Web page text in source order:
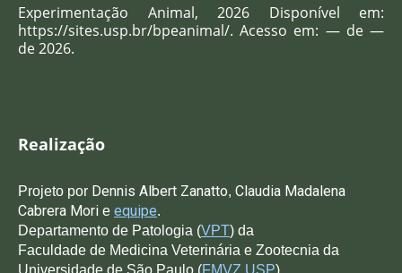
Experimentação Animal, 2026 Disponível em:
https://sites.usp.br/bpeanimal/. Acesso em: — de —
de 2026.
Realização
Projeto por Dennis Albert Zanatto, C laudia Madalena
Cabrera Mori e equipe.
Departamento de Patologia (VPT) da
Faculdade de Medicina Veterinária e Zootecnia da